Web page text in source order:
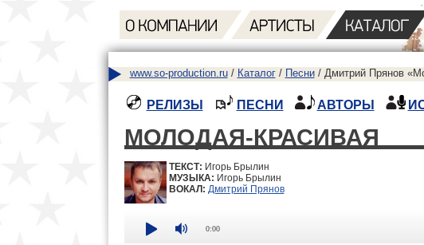
www.so-production.ru/ Каталог/ Песни/ Дмитрий Прянов
РЕЛИЗЫ ПЕСНИ АВТОРЫ
МОЛОДАЯ-КРАСИВАЯ
ТЕКСТ: Игорь Брылин
МУЗЫКА: Игорь Брылин
ВОКАЛ: Дмитрий Прянов
0:00